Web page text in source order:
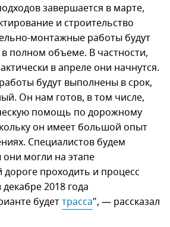
завершается в марте,
и строительство
монтажные работы будут
полном объеме. В частности,
в апреле они начнутся.
будут выполнены в срок,
Он нам готов, в том числе,
помощь по дорожному
он имеет большой опыт
Специалистов будем
могли на этапе
дороге проходить и процесс
2018 года
будеттрасса", — рассказал